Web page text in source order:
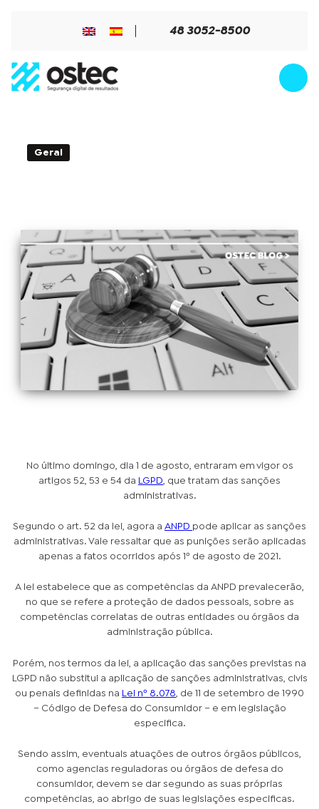
48 3052-8500
Geral
No último domingo, dia 1 de agosto, entraram em vigor os
artigos 52, 53 e 54 da
LGPD , que tratam das sanções
administrativas.
Segundo o art. 52 da lei, agora a ANPD pode aplicar as sanções
administrativas. Vale ressaltar que as punições serão aplicadas
apenas a fatos ocorridos após 1º de agosto de 2021.
A lei estabelece que as competências da ANPD prevalecerão,
no que se refere a proteção de dados pessoais, sobre as
competências correlatas de outras entidades ou órgãos da
administração pública.
Porém, nos termos da lei, a aplicação das sanções previstas na
LGPD não substitui a aplicação de sanções administrativas, civis
ou penais definidas na
Lei nº 8.078 , de 11 de setembro de 1990
– Código de Defesa do Consumidor – e em legislação
especifica.
Sendo assim, eventuais atuações de outros órgãos públicos,
como agencias reguladoras ou órgãos de defesa do
consumidor, devem se dar segundo as suas próprias
competências, ao abrigo de suas legislações especificas.